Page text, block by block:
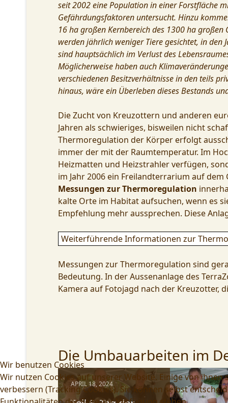
seit 2002 eine Population in einer Forstfläche
Gefährdungsfaktoren untersucht. Hinzu
16 ha großen Kernbereich des 1300 ha
werden jährlich weniger Tiere gesichtet, in
sind hauptsächlich im Verlust des
Möglicherweise haben auch
verschiedenen Besitzverhältnisse in den teils
hinaus, wäre ein Überleben dieses Bestands
Die Zucht von Kreuzottern und anderen
Jahren als schwieriges, bisweilen nicht
Thermoregulation der Körper erfolgt
immer der mit der Raumtemperatur. Im
Heizmatten und Heizstrahler verfügen,
im Jahr 2006 ein Freilandterrarium auf
Messungen zur Thermoregulation
kalte Orte im Habitat aufsuchen, wenn es
Empfehlung mehr aussprechen. Diese
Weiterführende Informationen zur
Messungen zur Thermoregulation sind
Bedeutung. In der Aussenanlage des
Kamera auf Fotojagd nach der Kreuzotter,
Die Umbauarbeiten im
APRIL 18, 2024
Wir benutzen Cookies
Wir nutzen Cookies auf unserer Website. Einige von
verbessern (Tracking Cookies). Sie können selbst